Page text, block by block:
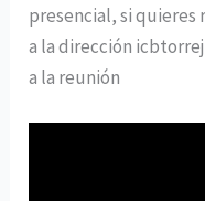
presencial, si quieres
a la dirección
a la reunión